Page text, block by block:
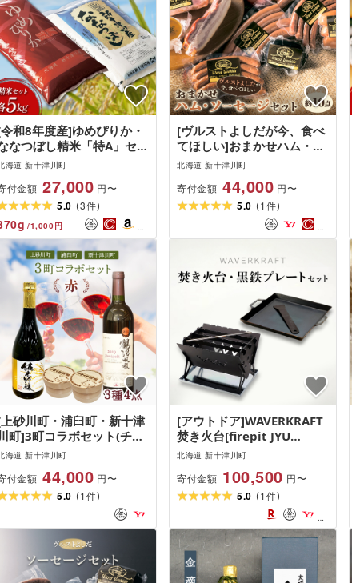
和8年度産]ゆめぴりか・
なつぼし精米「特A」セッ
(各5kg)
海道 新十津川町
付金額 27,000 円〜
5.0 (3件)
g /1,000円
[ヴルストよしだが今、食べ
てほしい]おまかせハム・ソ
ーセージセット
北海道 新十津川町
寄付金額 44,000 円〜
5.0 (1件)
砂川町・浦臼町・新十津
町]3町コラボセット(チー
・赤ワイン・日本酒)
海道 新十津川町
付金額 44,000 円〜
5.0 (1件)
[アウトドア]WAVERKRAFT
焚き火台[firepit JYU
001.]・黒鉄プレートセット
北海道 新十津川町
寄付金額 100,500 円〜
5.0 (1件)